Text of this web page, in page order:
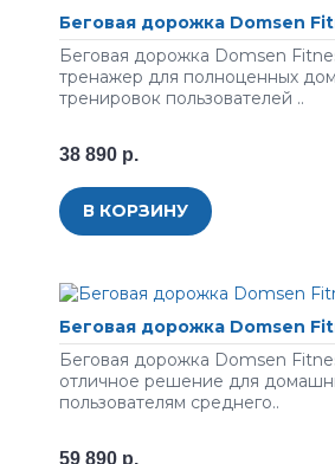
Беговая дорожка Domsen
Беговая дорожка Domsen
тренажер для полноценных
тренировок пользователей ..
38 890 р.
В КОРЗИНУ
Беговая дорожка Domsen
Беговая дорожка Domsen
отличное решение для
пользователям среднего..
59 890 р.